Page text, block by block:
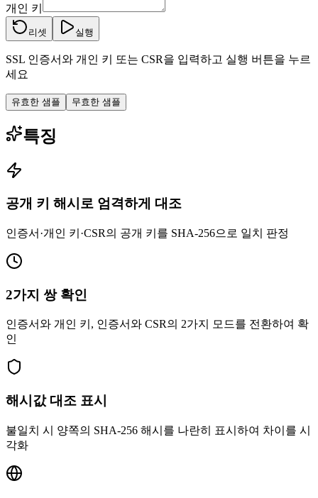
개인 키
리셋 실행
SSL 인증서와 개인 키 또는 CSR을 입력하고 실행 버튼을 누르
세요
유효한 샘플 무효한 샘플
특징
공개 키 해시로 엄격하게 대조
인증서·개인 키·CSR의 공개 키를 SHA-256으로 일치 판정
2가지 쌍 확인
인증서와 개인 키, 인증서와 CSR의 2가지 모드를 전환하여 확
인
해시값 대조 표시
불일치 시 양쪽의 SHA-256 해시를 나란히 표시하여 차이를 시
각화